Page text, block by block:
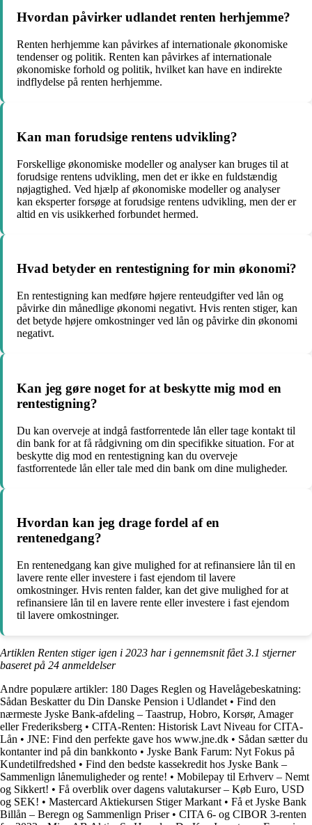
Hvordan påvirker udlandet renten herhjemme?
Renten herhjemme kan påvirkes af internationale økonomiske
tendenser og politik. Renten kan påvirkes af internationale
økonomiske forhold og politik, hvilket kan have en indirekte
indflydelse på renten herhjemme.
Kan man forudsige rentens udvikling?
Forskellige økonomiske modeller og analyser kan bruges til at
forudsige rentens udvikling, men det er ikke en fuldstændig
nøjagtighed. Ved hjælp af økonomiske modeller og analyser
kan eksperter forsøge at forudsige rentens udvikling, men der er
altid en vis usikkerhed forbundet hermed.
Hvad betyder en rentestigning for min økonomi?
En rentestigning kan medføre højere renteudgifter ved lån og
påvirke din månedlige økonomi negativt. Hvis renten stiger, kan
det betyde højere omkostninger ved lån og påvirke din økonomi
negativt.
Kan jeg gøre noget for at beskytte mig mod en
rentestigning?
Du kan overveje at indgå fastforrentede lån eller tage kontakt til
din bank for at få rådgivning om din specifikke situation. For at
beskytte dig mod en rentestigning kan du overveje
fastforrentede lån eller tale med din bank om dine muligheder.
Hvordan kan jeg drage fordel af en
rentenedgang?
En rentenedgang kan give mulighed for at refinansiere lån til en
lavere rente eller investere i fast ejendom til lavere
omkostninger. Hvis renten falder, kan det give mulighed for at
refinansiere lån til en lavere rente eller investere i fast ejendom
til lavere omkostninger.
Artiklen Renten stiger igen i 2023 har i gennemsnit fået3.1 stjerner
baseret på 24 anmeldelser
Andre populære artikler: 180 Dages Reglen og Havelågebeskatning:
Sådan Beskatter du Din Danske Pension i Udlandet • Find den
nærmeste Jyske Bank-afdeling – Taastrup, Hobro, Korsør, Amager
eller Frederiksberg • CITA-Renten: Historisk Lavt Niveau for CITA-
Lån • JNE: Find den perfekte gave hos www.jne.dk • Sådan sætter du
kontanter ind på din bankkonto • Jyske Bank Farum: Nyt Fokus på
Kundetilfredshed • Find den bedste kassekredit hos Jyske Bank –
Sammenlign lånemuligheder og rente! • Mobilepay til Erhverv – Nemt
og Sikkert! • Få overblik over dagens valutakurser – Køb Euro, USD
og SEK! • Mastercard Aktiekursen Stiger Markant • Få et Jyske Bank
Billån – Beregn og Sammenlign Priser• CITA 6- og CIBOR 3-renten